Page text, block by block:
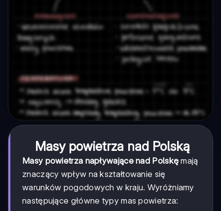
Masy powietrza nad Polską
Masy powietrza napływające nad Polskę mają
znaczący wpływ na kształtowanie się
warunków pogodowych w kraju. Wyróżniamy
następujące główne typy mas powietrza: